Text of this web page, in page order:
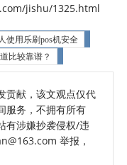
jishu/1325.html
使用乐刷pos机安全
比较靠谱？
贡献，该文观点仅代
服务，不拥有所有
有涉嫌抄袭侵权/违
举报，